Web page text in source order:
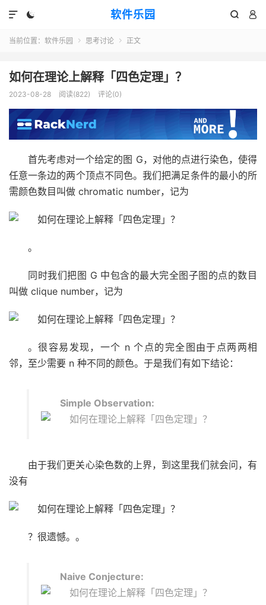
软件乐园 
 

当前位置： 软件乐园  思考讨论  正文
如何在理论上解释「四色定理」？
2023-08-28 阅读(822) 评论(0)
首先考虑对一个给定的图 G，对他的点进行染色，使得
任意一条边的两个顶点不同色。我们把满足条件的最小的所
需颜色数目叫做 chromatic number，记为
。
同时我们把图 G 中包含的最大完全图子图的点的数目
叫做 clique number，记为
。很容易发现，一个 n 个点的完全图由于点两两相
邻，至少需要 n 种不同的颜色。于是我们有如下结论：
Simple Observation:
由于我们更关心染色数的上界，到这里我们就会问，有
没有
？很遗憾。。
Naive Conjecture: